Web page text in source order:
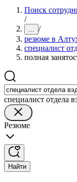
Поиск
/
... /
резюме в
специалист
полная
специалист отдела
Резюме
Найти